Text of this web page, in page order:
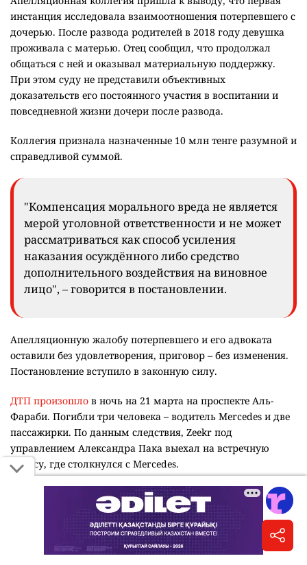
инстанция исследовала взаимоотношения потерпевшего с
дочерью. После развода родителей в 2018 году девушка
проживала с матерью. Отец сообщил, что продолжал
общаться с ней и оказывал материальную поддержку.
При этом суду не представили объективных
доказательств его постоянного участия в воспитании и
повседневной жизни дочери после развода.
Коллегия признала назначенные 10 млн тенге разумной и
справедливой суммой.
"Компенсация морального вреда не является
мерой уголовной ответственности и не может
рассматриваться как способ усиления
наказания осуждённого либо средство
дополнительного воздействия на виновное
лицо", – говорится в постановлении.
Апелляционную жалобу потерпевшего и его адвоката
оставили без удовлетворения, приговор – без изменения.
Постановление вступило в законную силу.
ДТП произошло в ночь на 21 марта на проспекте Аль-
Фараби. Погибли три человека – водитель Mercedes и две
пассажирки. По данным следствия, Zeekr под
управлением Александра Пака выехал на встречную
полосу, где столкнулся с Mercedes.
Пака приговорили к 10 годам
лишения свободы.
Отбывать наказание ему назначили в учреждении
минимальной безопасности. Суд также пожизненно
лишил его права управлять транспортными средствами.